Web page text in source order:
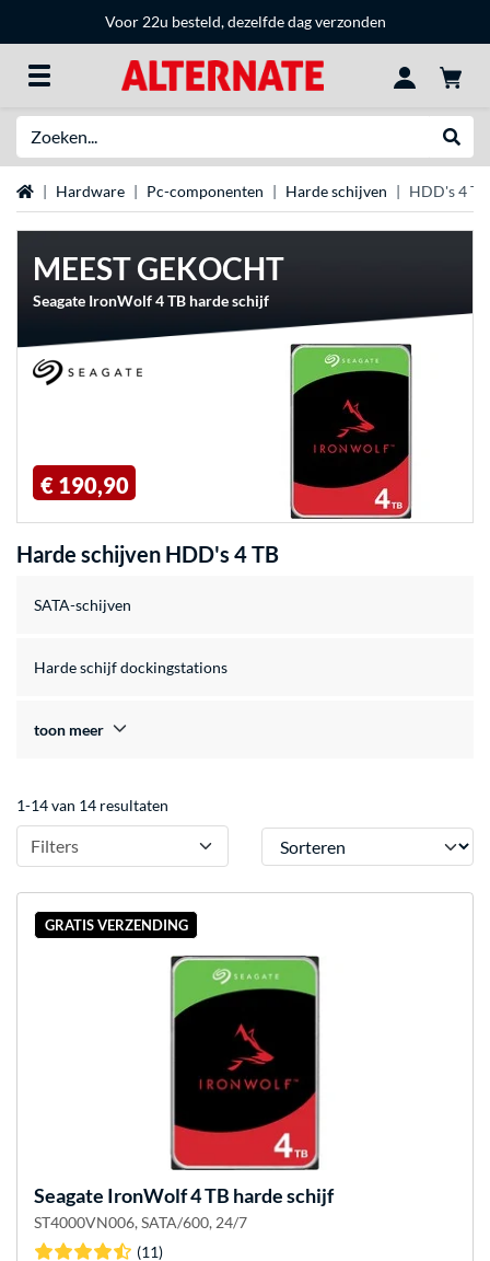
Voor 22u besteld, dezelfde dag verzonden
Home Hardware Pc-componenten Harde schijven HDD's 4 TB
MEEST GEKOCHT
Seagate IronWolf 4 TB harde schijf
€ 190,90
Harde schijven HDD's 4 TB
SATA-schijven
Harde schijf dockingstations
toon meer
1-14 van 14 resultaten
Filters Sorteren
GRATIS VERZENDING
Seagate IronWolf 4 TB harde schijf
ST4000VN006, SATA/600, 24/7
(11)